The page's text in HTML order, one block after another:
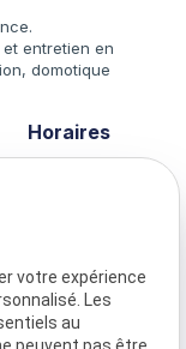
entretien en
domotique
Horaires
votre expérience
Les
au